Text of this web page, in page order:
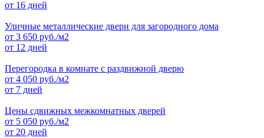
от 16 дней
Уличные металлические двери для загородного дома
от 3 650 руб./м2
от 12 дней
Перегородка в комнате с раздвижной дверю
от 4 050 руб./м2
от 7 дней
Цены сдвижных межкомнатных дверей
от 5 050 руб./м2
от 20 дней